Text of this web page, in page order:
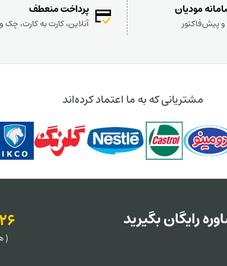
مودیان
پیش‌فاکتور
پرداخت منعطف
آنلاین، کارت به کارت،
مشتریانی که به ما اعتماد کرده‌اند
رایگان بگیرید
( هر